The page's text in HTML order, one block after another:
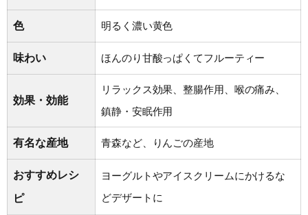
色 明るく濃い黄色
味わい ほんのり甘酸っぱくてフルーティー
効果・効能
リラックス効果、整腸作用、喉の痛み、
鎮静・安眠作用
有名な産地 青森など、りんごの産地
おすすめレシ
ピ
ヨーグルトやアイスクリームにかけるな
どデザートに